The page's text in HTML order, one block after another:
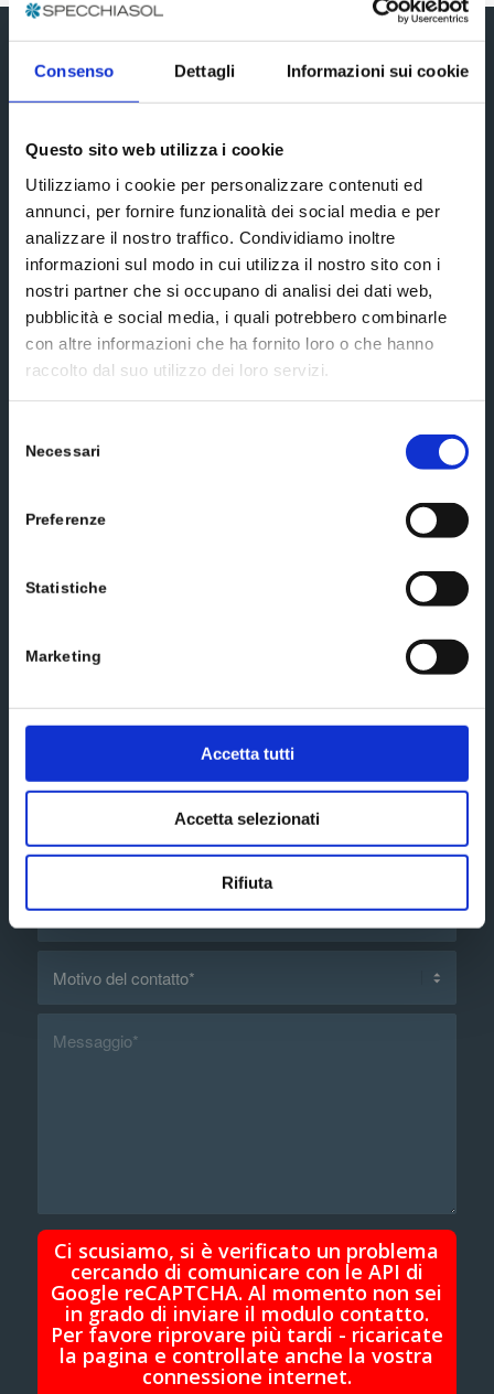
Consenso Dettagli Informazioni sui cookie
Questo sito web utilizza i cookie
Utilizziamo i cookie per personalizzare contenuti ed
annunci, per fornire funzionalità dei social media e per
analizzare il nostro traffico. Condividiamo inoltre
informazioni sul modo in cui utilizza il nostro sito con i
nostri partner che si occupano di analisi dei dati web,
pubblicità e social media, i quali potrebbero combinarle
con altre informazioni che ha fornito loro o che hanno
raccolto dal suo utilizzo dei loro servizi.
delNecessari
Preferenze
Statistiche
Marketing
Accetta tutti
Accetta selezionati
Rifiuta
Iscriviti alla newsletter
Informazioni aggiuntive*
informativa privacy estesa
Subscribe
Social media
Scrivici un messaggio
Ci scusiamo, si è verificato un problema
cercando di comunicare con le API di
Google reCAPTCHA. Al momento non sei
in grado di inviare il modulo contatto.
Per favore riprovare più tardi - ricaricate
la pagina e controllate anche la vostra
connessione internet.